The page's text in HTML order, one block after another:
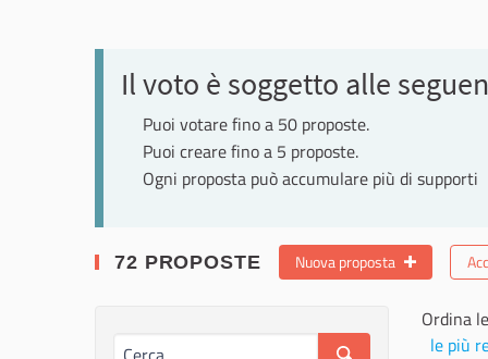
Il voto è soggetto alle
Puoi votare fino a 50 proposte.
Puoi creare fino a 5 proposte.
Ogni proposta può accumulare più di supporti
72 PROPOSTE Nuova proposta
Ordina
le più